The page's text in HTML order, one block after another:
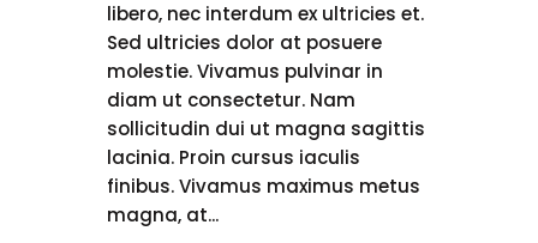
libero, nec interdum ex ultricies et.
Sed ultricies dolor at posuere
molestie. Vivamus pulvinar in
diam ut consectetur. Nam
sollicitudin dui ut magna sagittis
lacinia. Proin cursus iaculis
finibus. Vivamus maximus metus
magna, at...